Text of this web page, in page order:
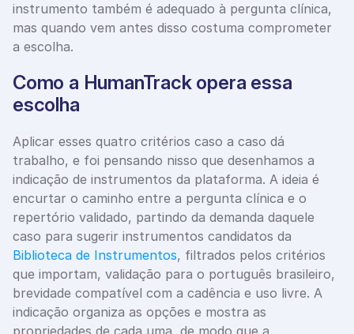
instrumento também é adequado à pergunta clínica,
mas quando vem antes disso costuma comprometer
a escolha.
Como a HumanTrack opera essa
escolha
Aplicar esses quatro critérios caso a caso dá
trabalho, e foi pensando nisso que desenhamos a
indicação de instrumentos da plataforma. A ideia é
encurtar o caminho entre a pergunta clínica e o
repertório validado, partindo da demanda daquele
caso para sugerir instrumentos candidatos da
Biblioteca de Instrumentos, filtrados pelos critérios
que importam, validação para o português brasileiro,
brevidade compatível com a cadência e uso livre. A
indicação organiza as opções e mostra as
propriedades de cada uma, de modo que a